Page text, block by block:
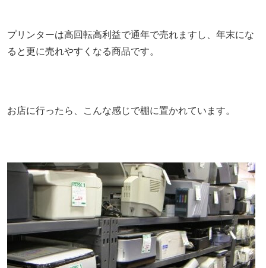
プリンターは高回転高利益で通年で売れますし、年末にな
ると更に売れやすくなる商品です。
お店に行ったら、こんな感じで棚に置かれています。